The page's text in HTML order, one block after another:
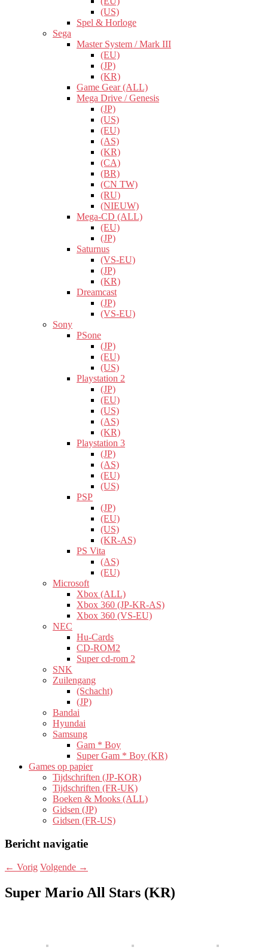
(US)
Spel & Horloge
Sega
Master System / Mark III
(EU)
(JP)
(KR)
Game Gear (ALL)
Mega Drive / Genesis
(JP)
(US)
(EU)
(AS)
(KR)
(CA)
(BR)
(CN TW)
(RU)
(NIEUW)
Mega-CD (ALL)
(EU)
(JP)
Saturnus
(VS-EU)
(JP)
(KR)
Dreamcast
(JP)
(VS-EU)
Sony
PSone
(JP)
(EU)
(US)
Playstation 2
(JP)
(EU)
(US)
(AS)
(KR)
Playstation 3
(JP)
(AS)
(EU)
(US)
PSP
(JP)
(EU)
(US)
(KR-AS)
PS Vita
(AS)
(EU)
Microsoft
Xbox (ALL)
Xbox 360 (JP-KR-AS)
Xbox 360 (VS-EU)
NEC
Hu-Cards
CD-ROM2
Super cd-rom 2
SNK
Zuilengang
(Schacht)
(JP)
Bandai
Hyundai
Samsung
Gam * Boy
Super Gam * Boy (KR)
Games op papier
Tijdschriften (JP-KOR)
Tijdschriften (FR-UK)
Boeken & Mooks (ALL)
Gidsen (JP)
Gidsen (FR-US)
Bericht navigatie
← Vorig Volgende →
Super Mario All Stars (KR)